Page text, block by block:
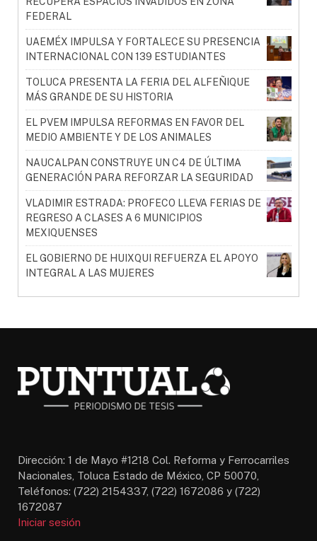
FEDERAL
UAEMÉX IMPULSA Y FORTALECE SU PRESENCIA
INTERNACIONAL CON 139 ESTUDIANTES
TOLUCA PRESENTA LA FERIA DEL ALFEÑIQUE
MÁS GRANDE DE SU HISTORIA
EL PVEM IMPULSA REFORMAS EN FAVOR DEL
MEDIO AMBIENTE Y DE LOS ANIMALES
NAUCALPAN CONSTRUYE UN C4 DE ÚLTIMA
GENERACIÓN PARA REFORZAR LA SEGURIDAD
VLADIMIR ESTRADA: PROFECO LLEVA FERIAS DE
REGRESO A CLASES A 6 MUNICIPIOS
MEXIQUENSES
EL GOBIERNO DE HUIXQUI REFUERZA EL APOYO
INTEGRAL A LAS MUJERES
Dirección: 1 de Mayo #1218 Col. Reforma y Ferrocarriles
Nacionales, Toluca Estado de México, CP 50070,
Teléfonos: (722) 2154337, (722) 1672086 y (722)
1672087
Iniciar sesión